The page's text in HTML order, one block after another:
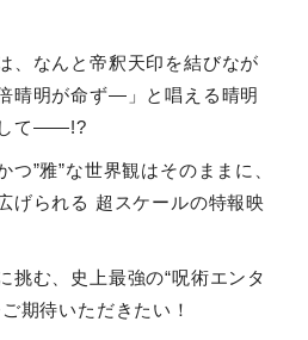
、なんと帝釈天印を結びなが
晴明が命ず―」と唱える晴明
して――!?
”雅”な世界観はそのままに、
げられる 超スケールの特報映
挑む、史上最強の“呪術エンタ
期待いただきたい！